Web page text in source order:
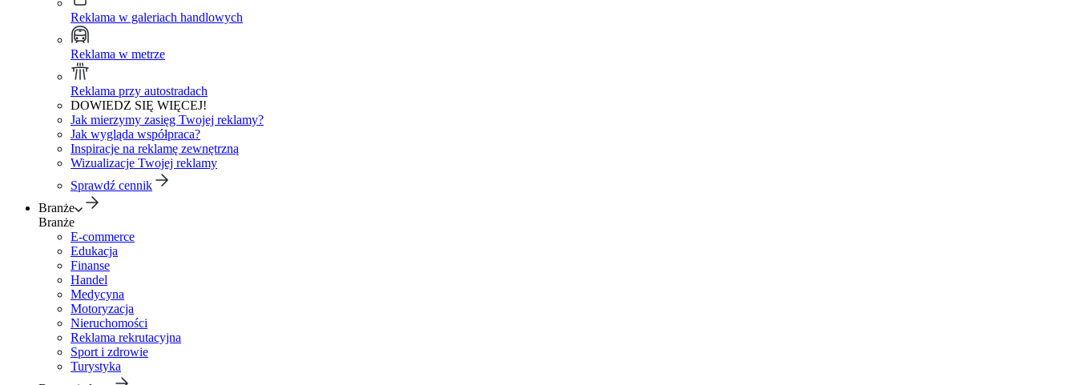
Reklama w galeriach handlowych
Reklama w metrze
Reklama przy autostradach
DOWIEDZ SIĘ WIĘCEJ!
Jak mierzymy zasięg Twojej reklamy?
Jak wygląda współpraca?
Inspiracje na reklamę zewnętrzną
Wizualizacje Twojej reklamy
Sprawdź cennik
Branże
Branże
E-commerce
Edukacja
Finanse
Handel
Medycyna
Motoryzacja
Nieruchomości
Reklama rekrutacyjna
Sport i zdrowie
Turystyka